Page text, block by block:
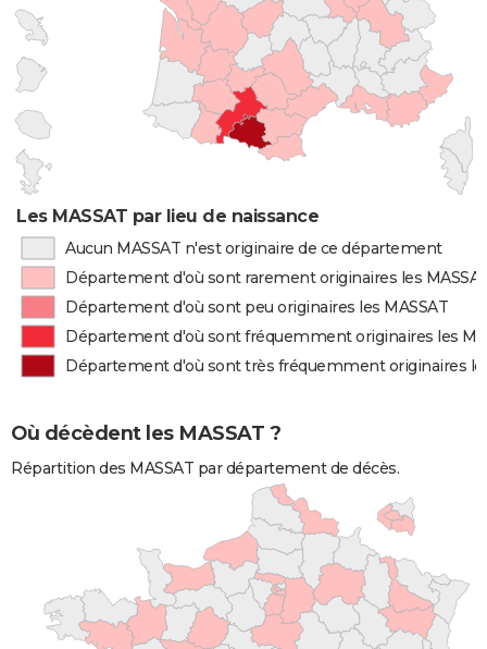
Les MASSAT par lieu de naissance
Aucun MASSAT n'est originaire de ce département
Département d'où sont rarement originaires les
Département d'où sont peu originaires les MASSAT
Département d'où sont fréquemment originaires les
Département d'où sont très fréquemment originaires
Où décèdent les MASSAT ?
Répartition des MASSAT par département de décès.